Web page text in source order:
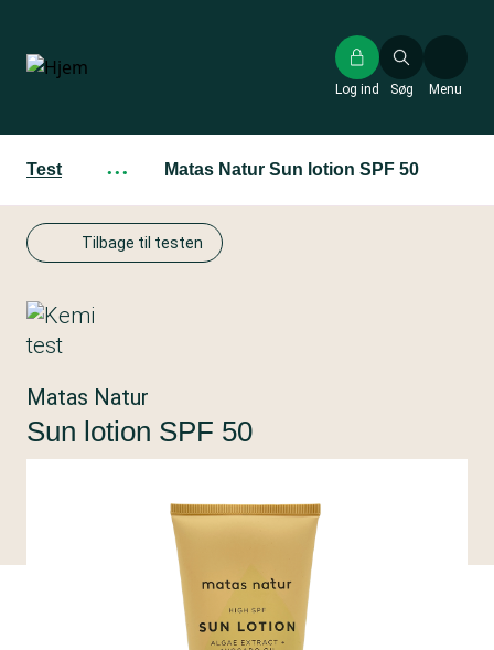
hovedindhold
Søg
Log ind Menu
Test ··· Matas Natur Sun lotion SPF 50
Tilbage til testen
Matas Natur
Sun lotion SPF 50